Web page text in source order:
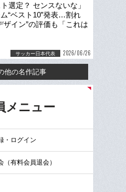
選定？ センスないな」
“ベスト10”発表…割れ
ザイン”の評価も「これは
ない」
サッカー日本代表 2026/06/26
他の名作記事
メニュー
・ログイン
（有料会員退会）